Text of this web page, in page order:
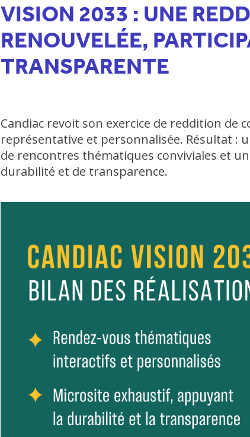
VISION 2033 : UNE
RENOUVELÉE,
TRANSPARENTE
Candiac revoit son exercice de reddition
représentative et personnalisée. Résultat :
de rencontres thématiques conviviales et
durabilité et de transparence.